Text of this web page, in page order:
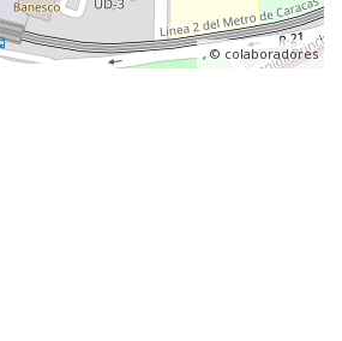
, © colaboradores